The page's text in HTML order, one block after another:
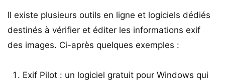
Il existe plusieurs outils en ligne et logiciels dédiés
destinés à vérifier et éditer les informations exif
des images. Ci-après quelques exemples :
Exif Pilot : un logiciel gratuit pour Windows qui